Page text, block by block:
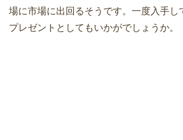
場に市場に出回るそうです。一度入手し
プレゼントとしてもいかがでしょうか。